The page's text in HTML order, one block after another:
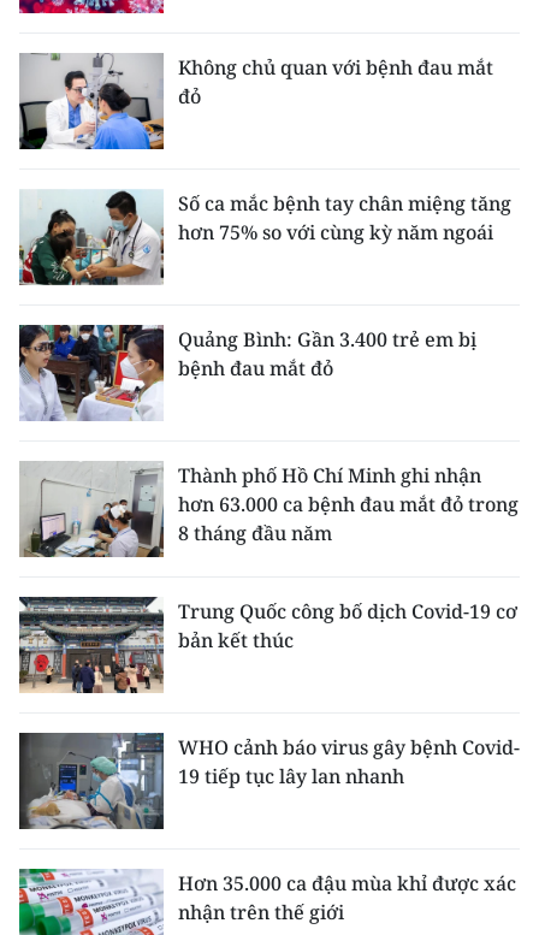
TIN ĐỊA PHƯƠNG
Trung du và miền núi phía Bắc
Đồng bằng sông Hồng
Bắc Trung Bộ
Nguyên
Đông Nam Bộ
Đồng bằng sông Cửu Long
Chuyên trang Hà Nội
Chuyên trang TP. Hồ Chí Minh
CHUYÊN ĐỀ
CÁC CHUYÊN TRANG
VỀ BÁO NHÂN DÂN
THỜI NAY
NHÂN DÂN HẰNG THÁNG
Không chủ quan với bệnh đau mắt
đỏ
Số ca mắc bệnh tay chân miệng tăng
hơn 75% so với cùng kỳ năm ngoái
Quảng Bình: Gần 3.400 trẻ em bị
bệnh đau mắt đỏ
Thành phố Hồ Chí Minh ghi nhận
hơn 63.000 ca bệnh đau mắt đỏ trong
8 tháng đầu năm
Trung Quốc công bố dịch Covid-19 cơ
bản kết thúc
WHO cảnh báo virus gây bệnh Covid-
19 tiếp tục lây lan nhanh
Hơn 35.000 ca đậu mùa khỉ được xác
nhận trên thế giới